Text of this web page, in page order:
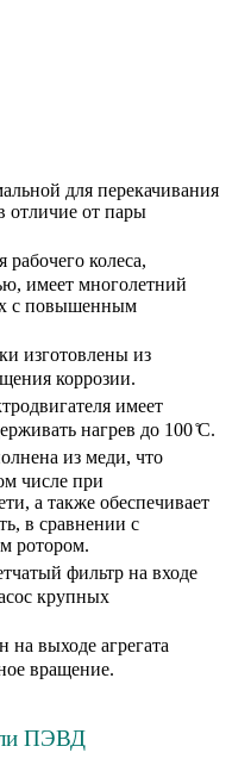
для перекачивания
отличие от пары
рабочего колеса,
имеет многолетний
с повышенным
изготовлены из
коррозии.
имеет
нагрев до 100 ̊С.
из меди, что
числе при
а также обеспечивает
в сравнении с
ротором.
фильтр на входе
крупных
выходе агрегата
вращение.
ПЭВД